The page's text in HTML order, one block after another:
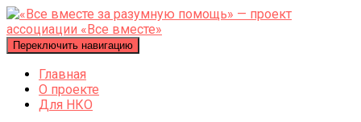
Переключить навигацию
Главная
О проекте
Для НКО